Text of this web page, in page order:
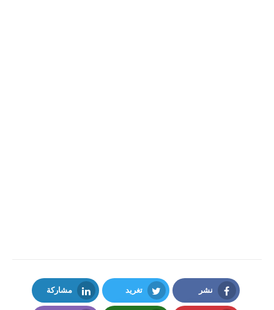
نشر
Facebook
تغريد
Twitter
مشاركة
LinkedIn